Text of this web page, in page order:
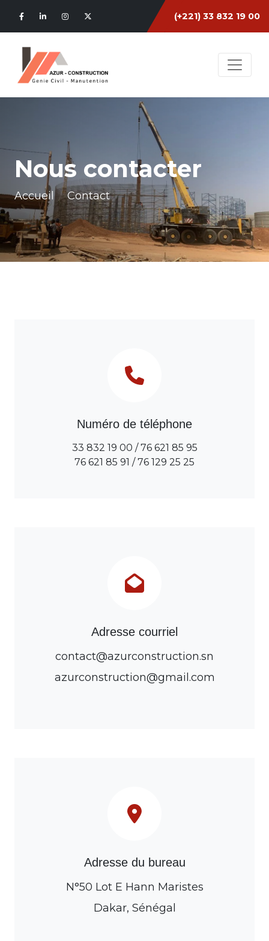
(+221) 33 832 19 00
Nous contacter
Accueil Contact
Numéro de téléphone
33 832 19 00 /76 621 85 95
76 621 85 91 /76 129 25 25
Adresse courriel
contact@azurconstruction.sn
azurconstruction@gmail.com
Adresse du bureau
N°50 Lot E Hann Maristes
Dakar, Sénégal